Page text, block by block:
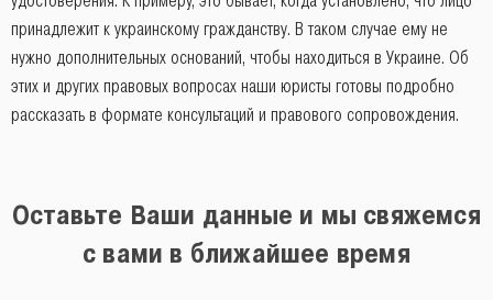
принадлежит к украинскому гражданству. В таком случае ему не
нужно дополнительных оснований, чтобы находиться в Украине. Об
этих и других правовых вопросах наши юристы готовы подробно
рассказать в формате консультаций и правового сопровождения.
Оставьте Ваши данные и мы свяжемся
с вами в ближайшее время